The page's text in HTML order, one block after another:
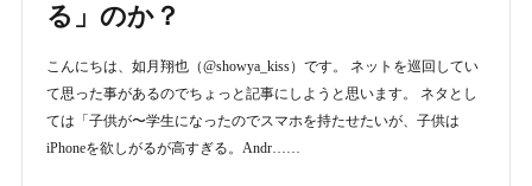
る」のか？
こんにちは、如月翔也（@showya_kiss）です。 ネットを巡回してい
て思った事があるのでちょっと記事にしようと思います。 ネタとし
ては「子供が〜学生になったのでスマホを持たせたいが、子供は
iPhoneを欲しがるが高すぎる。Andr……